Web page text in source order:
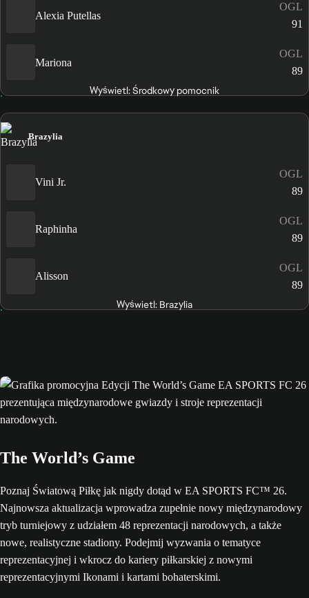
Alexia Putellas
OGL
91
Mariona
OGL
89
Wyświetl: Środkowy pomocnik
Brazylia
Vini Jr.
OGL
89
Raphinha
OGL
89
Alisson
OGL
89
Wyświetl: Brazylia
The World’s Game
Poznaj Światową Piłkę jak nigdy dotąd w EA SPORTS FC™ 26.
Najnowsza aktualizacja wprowadza zupełnie nowy międzynarodowy
tryb turniejowy z udziałem 48 reprezentacji narodowych, a także
nowe, realistyczne stadiony. Podejmij wyzwania o tematyce
reprezentacyjnej i wkrocz do kariery piłkarskiej z nowymi
reprezentacyjnymi Ikonami i kartami bohaterskimi.